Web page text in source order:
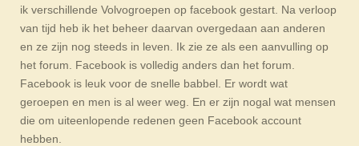
ik verschillende Volvogroepen op facebook gestart. Na verloop
van tijd heb ik het beheer daarvan overgedaan aan anderen
en ze zijn nog steeds in leven. Ik zie ze als een aanvulling op
het forum. Facebook is volledig anders dan het forum.
Facebook is leuk voor de snelle babbel. Er wordt wat
geroepen en men is al weer weg. En er zijn nogal wat mensen
die om uiteenlopende redenen geen Facebook account
hebben.